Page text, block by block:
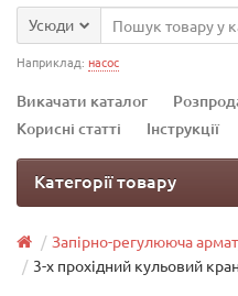
Усюди
Наприклад: насос
Викачати каталог
Корисні статті
Інструкції
Категорії товару
Запірно-регулююча
3-х прохідний кульовий